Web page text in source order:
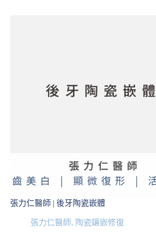
張力仁醫師 | 後牙陶瓷嵌體
張力仁醫師, 陶瓷鑲嵌修復